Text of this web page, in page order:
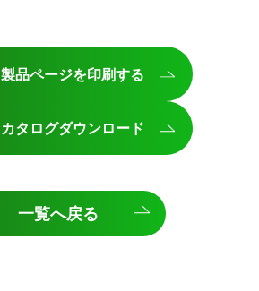
製品ページを印刷する
カタログダウンロード
一覧へ戻る